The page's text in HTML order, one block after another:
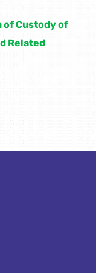
of Custody of
Related